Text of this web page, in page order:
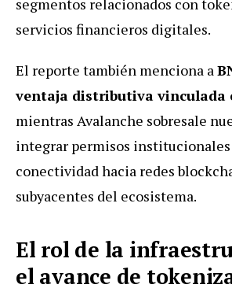
segmentos relacionados con
servicios financieros digitales.
El reporte también menciona a
ventaja distributiva vinculada
mientras Avalanche sobresale
integrar permisos
conectividad hacia redes
subyacentes del ecosistema.
El rol de la
el avance de